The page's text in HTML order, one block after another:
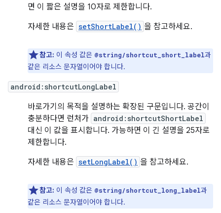
면 이 짧은 설명을 10자로 제한합니다.
자세한 내용은 setShortLabel() 을 참고하세요.
참고: 이 속성 값은 @string/shortcut_short_label과
같은 리소스 문자열이어야 합니다.
android:shortcutLongLabel
바로가기의 목적을 설명하는 확장된 구문입니다. 공간이
충분하다면 런처가 android:shortcutShortLabel
대신 이 값을 표시합니다. 가능하면 이 긴 설명을 25자로
제한합니다.
자세한 내용은 setLongLabel() 을 참고하세요.
참고: 이 속성 값은 @string/shortcut_long_label과
같은 리소스 문자열이어야 합니다.